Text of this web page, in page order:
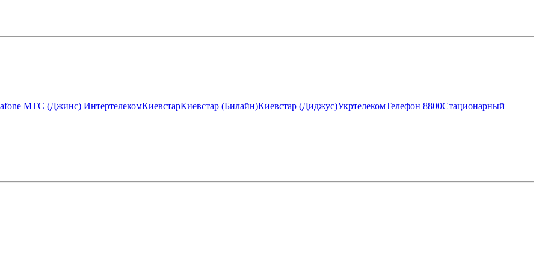
МТС (Джинс) ИнтертелекомКиевстарКиевстар (Билайн)Киевстар (Диджус)УкртелекомТелефон 8800Стационарный